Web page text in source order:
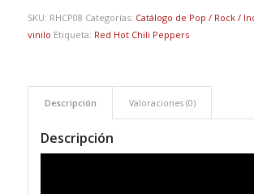
SKU: RHCP08 Categorías: Catálogo de Pop / Rock /
vinilo Etiqueta: Red Hot Chili Peppers
Descripción Valoraciones (0)
Descripción